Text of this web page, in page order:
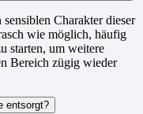
Charakter dieser
wie möglich, häufig
starten, um weitere
Bereich zügig wieder
entsorgt?